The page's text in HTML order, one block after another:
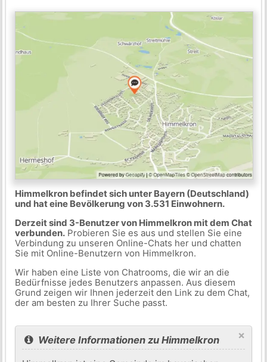
Himmelkron befindet sich unter Bayern (Deutschland)
und hat eine Bevölkerung von 3.531 Einwohnern.
Derzeit sind 3-Benutzer von Himmelkron mit dem Chat
verbunden.Probieren Sie es aus und stellen Sie eine
Verbindung zu unseren Online-Chats her und chatten
Sie mit Online-Benutzern von Himmelkron.
Wir haben eine Liste von Chatrooms, die wir an die
Bedürfnisse jedes Benutzers anpassen. Aus diesem
Grund zeigen wir Ihnen jederzeit den Link zu dem Chat,
der am besten zu Ihrer Suche passt.
×
Weitere Informationen zu Himmelkron